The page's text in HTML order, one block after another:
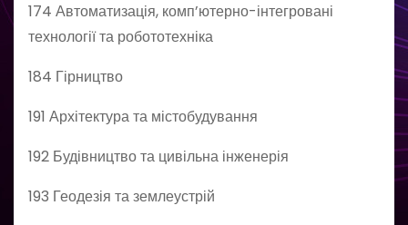
174 Автоматизація, комп’ютерно-інтегровані
технології та робототехніка
184 Гірництво
191 Архітектура та містобудування
192 Будівництво та цивільна інженерія
193 Геодезія та землеустрій